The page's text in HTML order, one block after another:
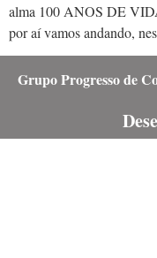
alma 100 ANOS DE
por aí vamos andando,
Grupo Progresso de